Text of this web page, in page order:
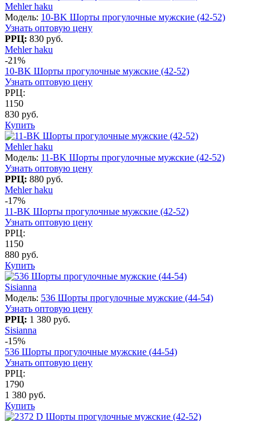
Mehler haku
Модель: 10-BK Шорты прогулочные мужские (42-52)
Узнать оптовую цену
РРЦ: 830 руб.
Mehler haku
-21%
10-BK Шорты прогулочные мужские (42-52)
Узнать оптовую цену
РРЦ:
1150
830 руб.
Купить
Mehler haku
Модель: 11-BK Шорты прогулочные мужские (42-52)
Узнать оптовую цену
РРЦ: 880 руб.
Mehler haku
-17%
11-BK Шорты прогулочные мужские (42-52)
Узнать оптовую цену
РРЦ:
1150
880 руб.
Купить
Sisianna
Модель: 536 Шорты прогулочные мужские (44-54)
Узнать оптовую цену
РРЦ: 1 380 руб.
Sisianna
-15%
536 Шорты прогулочные мужские (44-54)
Узнать оптовую цену
РРЦ:
1790
1 380 руб.
Купить